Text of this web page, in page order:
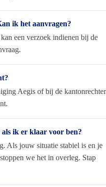
ik het aanvragen?
een verzoek indienen bij de
Aegis of bij de kantonrechter
ik er klaar voor ben?
Als jouw situatie stabiel is en je
we het in overleg. Stap